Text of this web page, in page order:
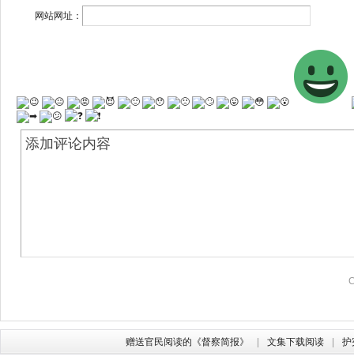
网站网址：
赠送官民阅读的《督察简报》 文集下载阅读 护